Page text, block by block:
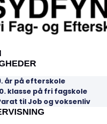
år på efterskole
klasse på fri fagskole
til Job og voksenliv